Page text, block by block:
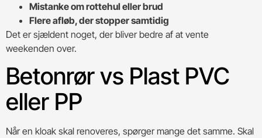
Mistanke om rottehul eller brud
Flere afløb, der stopper samtidig
Det er sjældent noget, der bliver bedre af at vente
weekenden over.
Betonrør vs Plast PVC
eller PP
Når en kloak skal renoveres, spørger mange det samme. Skal